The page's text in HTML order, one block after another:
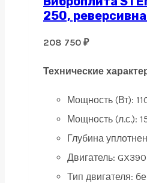
250,
208 750 ₽
Технические
Мощность (Вт):
Мощность (л.с.):
Глубина
Двигатель: GX390
Тип двигателя: